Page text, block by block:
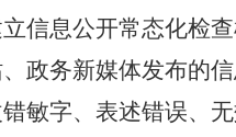
信息公开常态化检
政务新媒体发布的
敏字、表述错误、